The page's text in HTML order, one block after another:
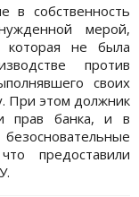
в собственность
мерой,
которая не была
против
своих
При этом должник
прав банка, и в
предоставили